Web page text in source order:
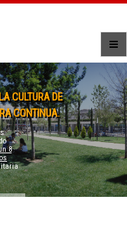
CULTURA DE
CONTINUA.
8